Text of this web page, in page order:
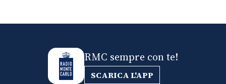
RMC sempre con te!
SCARICA L'APP